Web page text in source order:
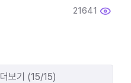
21641
더보기 (15/15)